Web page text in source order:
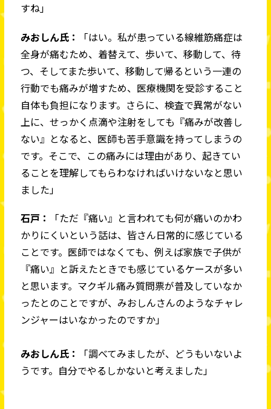
すね」
みおしん氏：
「はい。私が患っている線維筋痛症は
全身が痛むため、着替えて、歩いて、移動して、待
つ、そしてまた歩いて、移動して帰るという一連の
行動でも痛みが増すため、医療機関を受診すること
自体も負担になります。さらに、検査で異常がない
上に、せっかく点滴や注射をしても『痛みが改善し
ない』となると、医師も苦手意識を持ってしまうの
です。そこで、この痛みには理由があり、起きてい
ることを理解してもらわなければいけないなと思い
ました」
石戸：
「ただ『痛い』と言われても何が痛いのかわ
かりにくいという話は、皆さん日常的に感じている
ことです。医師ではなくても、例えば家族で子供が
『痛い』と訴えたときでも感じているケースが多い
と思います。マクギル痛み質問票が普及していなか
ったとのことですが、みおしんさんのようなチャレ
ンジャーはいなかったのですか」
みおしん氏：
「調べてみましたが、どうもいないよ
うです。自分でやるしかないと考えました」